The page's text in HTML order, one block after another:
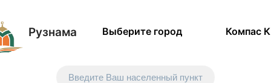
Рузнама Выберите город Компас
Введите Ваш населенный пункт